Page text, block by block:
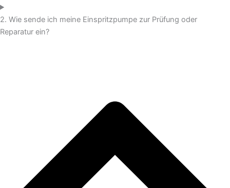
2. Wie sende ich meine Einspritzpumpe zur Prüfung oder
Reparatur ein?